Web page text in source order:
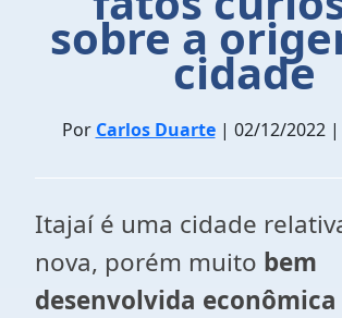
sobre a
cidade
Por Carlos Duarte| 02/12/2022 |
Itajaí é uma cidade
nova, porém muito bem
desenvolvida econômica